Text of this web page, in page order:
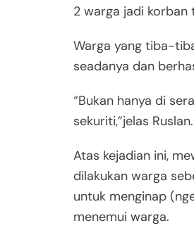
2 warga jadi korban
Warga yang tiba-
seadanya dan
“Bukan hanya di
sekuriti,”jelas Ruslan.
Atas kejadian ini,
dilakukan warga
untuk menginap
menemui warga.